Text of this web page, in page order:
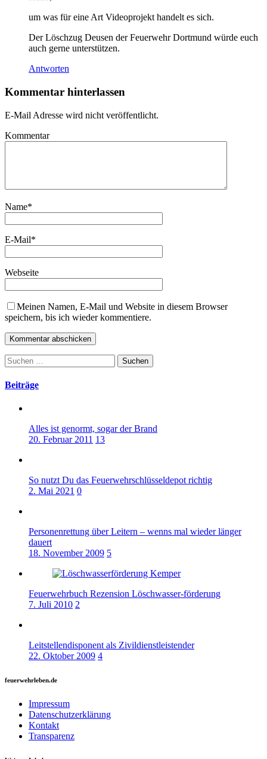
um was für eine Art Videoprojekt handelt es sich.
Der Löschzug Deusen der Feuerwehr Dortmund würde euch
auch gerne unterstützen.
Antworten
Kommentar hinterlassen
E-Mail Adresse wird nicht veröffentlicht.
Kommentar
Name*
E-Mail*
Webseite
Meinen Namen, E-Mail und Website in diesem Browser
speichern, bis ich wieder kommentiere.
Suchen
nach:
Beiträge
Alles ist genormt, sogar der Brand
20. Februar 2011 13
So nutzt Du das Feuerwehrschlüsseldepot richtig
2. Mai 2021 0
Personenrettung über Leitern – wenns mal wieder länger
dauert
18. November 2009 5
Feuerwehrbuch Rezension Löschwasser-förderung
7. Juli 2010 2
Leitstellendisponent als Zivildienstleistender
22. Oktober 2009 4
feuerwehrleben.de
Impressum
Datenschutzerklärung
Kontakt
Transparenz